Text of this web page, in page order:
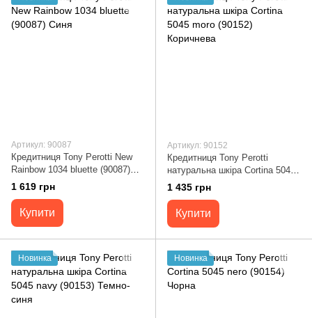
Артикул: 90087
Кредитниця Tony Perotti New
Rainbow 1034 bluette (90087)
Синя
1 619 грн
Купити
Артикул: 90152
Кредитниця Tony Perotti
натуральна шкіра Cortina 5045
moro (90152) Коричнева
1 435 грн
Купити
Новинка Новинка